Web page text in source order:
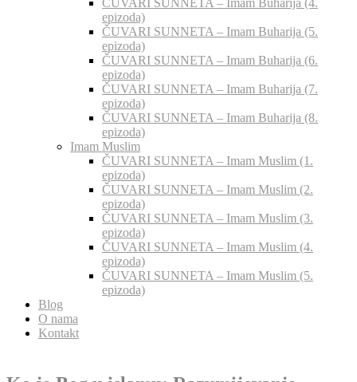
ČUVARI SUNNETA – Imam Buharija (4.
epizoda)
ČUVARI SUNNETA – Imam Buharija (5.
epizoda)
ČUVARI SUNNETA – Imam Buharija (6.
epizoda)
ČUVARI SUNNETA – Imam Buharija (7.
epizoda)
ČUVARI SUNNETA – Imam Buharija (8.
epizoda)
Imam Muslim
ČUVARI SUNNETA – Imam Muslim (1.
epizoda)
ČUVARI SUNNETA – Imam Muslim (2.
epizoda)
ČUVARI SUNNETA – Imam Muslim (3.
epizoda)
ČUVARI SUNNETA – Imam Muslim (4.
epizoda)
ČUVARI SUNNETA – Imam Muslim (5.
epizoda)
Blog
O nama
Kontakt